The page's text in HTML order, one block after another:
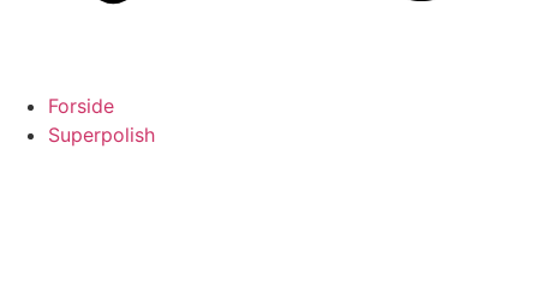
Forside
Superpolish